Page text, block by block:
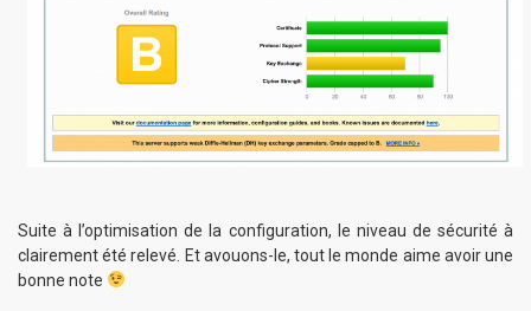
Suite à l’optimisation de la configuration, le niveau de sécurité à
clairement été relevé. Et avouons-le, tout le monde aime avoir une
bonne note